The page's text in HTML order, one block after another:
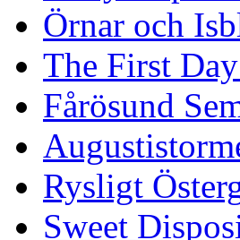
Örnar och
The First
Fårösund
Rysligt
Sweet